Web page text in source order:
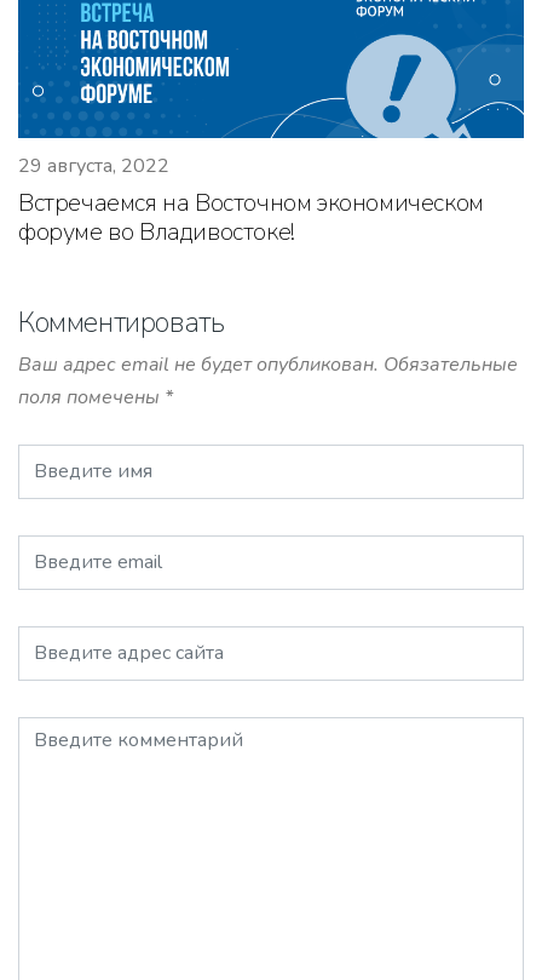
29 августа, 2022
Встречаемся на Восточном экономическом
форуме во Владивостоке!
Комментировать
Ваш адрес email не будет опубликован. Обязательные
поля помечены *